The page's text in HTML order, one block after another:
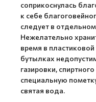
соприкоснулась
к себе
следует в
Нежелательно
время в
бутылках
газировки,
специальную
святая вода.